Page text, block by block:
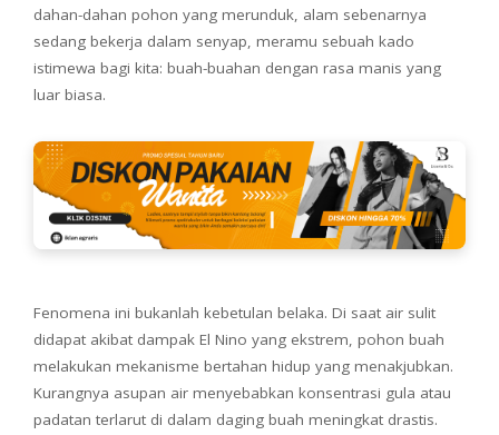
dahan-dahan pohon yang merunduk, alam sebenarnya
sedang bekerja dalam senyap, meramu sebuah kado
istimewa bagi kita: buah-buahan dengan rasa manis yang
luar biasa.
Fenomena ini bukanlah kebetulan belaka. Di saat air sulit
didapat akibat dampak El Nino yang ekstrem, pohon buah
melakukan mekanisme bertahan hidup yang menakjubkan.
Kurangnya asupan air menyebabkan konsentrasi gula atau
padatan terlarut di dalam daging buah meningkat drastis.